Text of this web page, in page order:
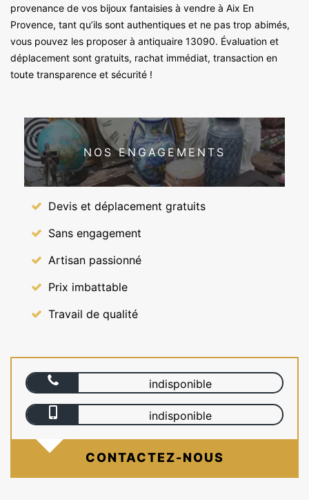
provenance de vos bijoux fantaisies à vendre à Aix En
Provence, tant qu’ils sont authentiques et ne pas trop abimés,
vous pouvez les proposer à antiquaire 13090. Évaluation et
déplacement sont gratuits, rachat immédiat, transaction en
toute transparence et sécurité !
NOS ENGAGEMENTS
Devis et déplacement gratuits
Sans engagement
Artisan passionné
Prix imbattable
Travail de qualité
indisponible
indisponible
CONTACTEZ-NOUS